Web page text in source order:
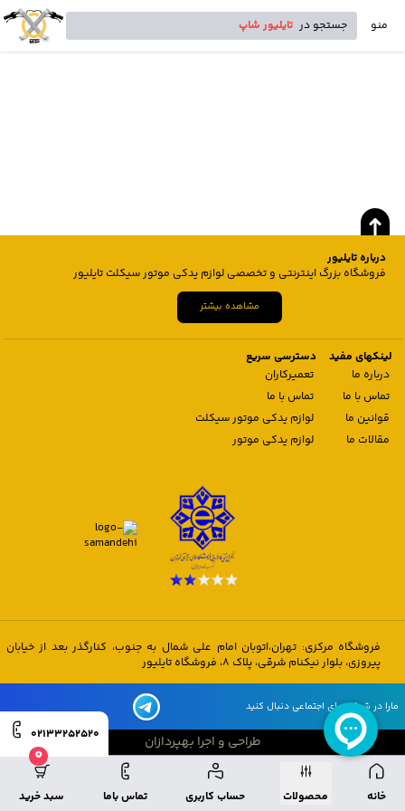
منو جستجو در تایلیور شاپ
خانه محصولات حساب کاربری تماس باما
0
سبد خرید
02133252520
درباره تایلیور
فروشگاه بزرگ اینترنتی و تخصصی لوازم یدکی موتور سیکلت تایلیور
مشاهده بیشتر
لینکهای مفید
درباره ما
تماس با ما
قوانین ما
مقالات ما
دسترسی سریع
تعمیرکاران
تماس با ما
لوازم یدکی موتور سیکلت
لوازم یدکی موتور
فروشگاه مرکزی: تهران،اتوبان امام علی شمال به جنوب، کنارگذر بعد از خیابان
پیروزی، بلوار نیکنام شرقی، پلاک 8، فروشگاه تایلیور
مارا در شبکه های اجتماعی دنبال کنید
طراحی و اجرا بهپردازان
طراحی و اجرا بهپردازان